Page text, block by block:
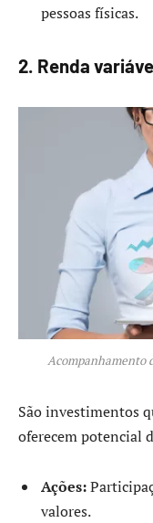
pessoas físicas.
2. Renda
Acompanhamento
São investimentos
oferecem potencial
Ações:
valores.